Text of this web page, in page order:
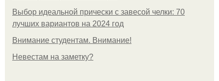
Выбор идеальной прически с завесой челки: 70
лучших вариантов на 2024 год
Внимание студентам. Внимание!
Невестам на заметку?